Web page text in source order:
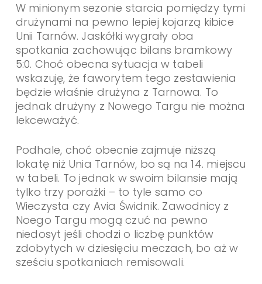
W minionym sezonie starcia pomiędzy tymi
drużynami na pewno lepiej kojarzą kibice
Unii Tarnów. Jaskółki wygrały oba
spotkania zachowując bilans bramkowy
5:0. Choć obecna sytuacja w tabeli
wskazuję, że faworytem tego zestawienia
będzie właśnie drużyna z Tarnowa. To
jednak drużyny z Nowego Targu nie można
lekceważyć.
Podhale, choć obecnie zajmuje niższą
lokatę niż Unia Tarnów, bo są na 14. miejscu
w tabeli. To jednak w swoim bilansie mają
tylko trzy porażki – to tyle samo co
Wieczysta czy Avia Świdnik. Zawodnicy z
Noego Targu mogą czuć na pewno
niedosyt jeśli chodzi o liczbę punktów
zdobytych w dziesięciu meczach, bo aż w
sześciu spotkaniach remisowali.